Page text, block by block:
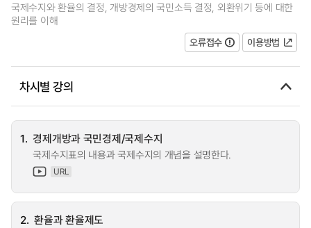
국제수지와 환율의 결정, 개방경제의 국민소득 결정, 외환위기 등에 대한
원리를 이해
오류접수
이용방법
차시별 강의
1. 경제개방과 국민경제/국제수지
국제수지표의 내용과 국제수지의 개념을 설명한다.
URL
2. 환율과 환율제도